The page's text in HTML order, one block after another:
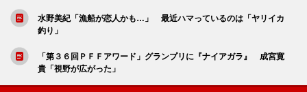
水野美紀「漁船が恋人かも…」 最近ハマっているのは「ヤリイカ
釣り」
「第３６回ＰＦＦアワード」グランプリに『ナイアガラ』 成宮寛
貴「視野が広がった」